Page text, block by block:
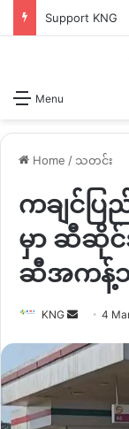
Support KNG
Menu
Home / သတင်း
ကချင်ပ
မှာ ဆီဆိုင်
ဆီအကန့်
KNG
Send
email
4